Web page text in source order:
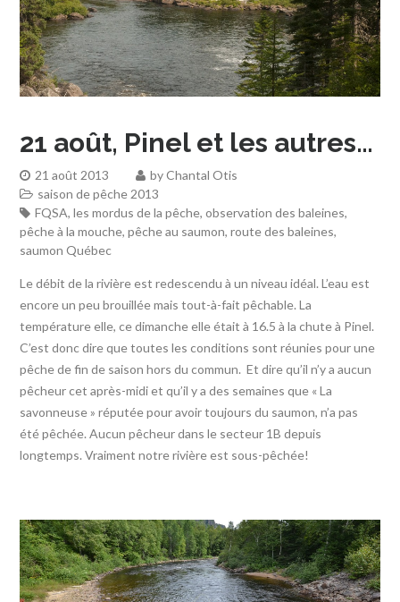
21 août, Pinel et les autres…
21 août 2013 byChantal Otis
saison de pêche 2013
FQSA,les mordus de la pêche,observation des baleines,
pêche à la mouche,pêche au saumon,route des baleines,
saumon Québec
Le débit de la rivière est redescendu à un niveau idéal. L’eau est
encore un peu brouillée mais tout-à-fait pêchable. La
température elle, ce dimanche elle était à 16.5 à la chute à Pinel.
C’est donc dire que toutes les conditions sont réunies pour une
pêche de fin de saison hors du commun. Et dire qu’il n’y a aucun
pêcheur cet après-midi et qu’il y a des semaines que « La
savonneuse » réputée pour avoir toujours du saumon, n’a pas
été pêchée. Aucun pêcheur dans le secteur 1B depuis
longtemps. Vraiment notre rivière est sous-pêchée!